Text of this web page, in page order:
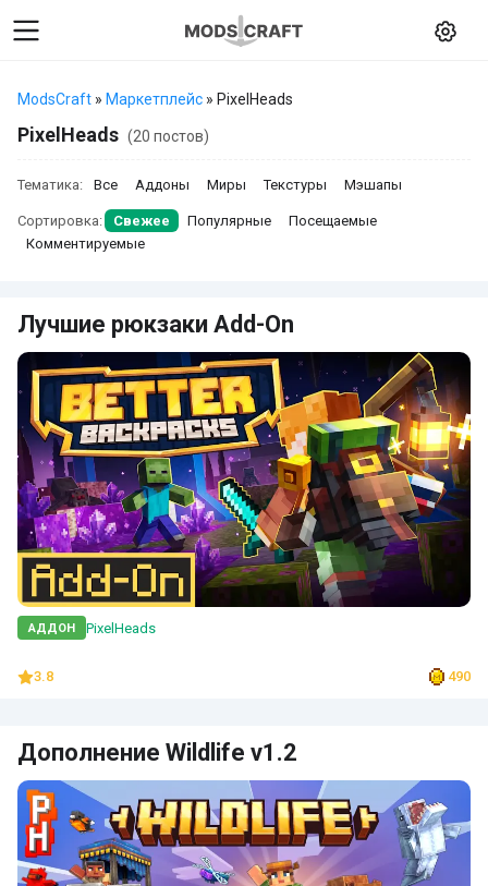
ModsCraft » Маркетплейс » PixelHeads
PixelHeads (20 постов)
Тематика: Все Аддоны Миры Текстуры Мэшапы
Сортировка: Свежее Популярные
Посещаемые
Комментируемые
Лучшие рюкзаки Add-On
АДДОН PixelHeads
3.8 490
Дополнение Wildlife v1.2